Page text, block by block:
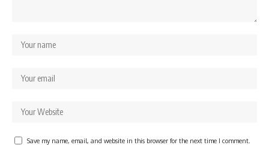
Save my name, email, and website in this browser for the next time I comment.